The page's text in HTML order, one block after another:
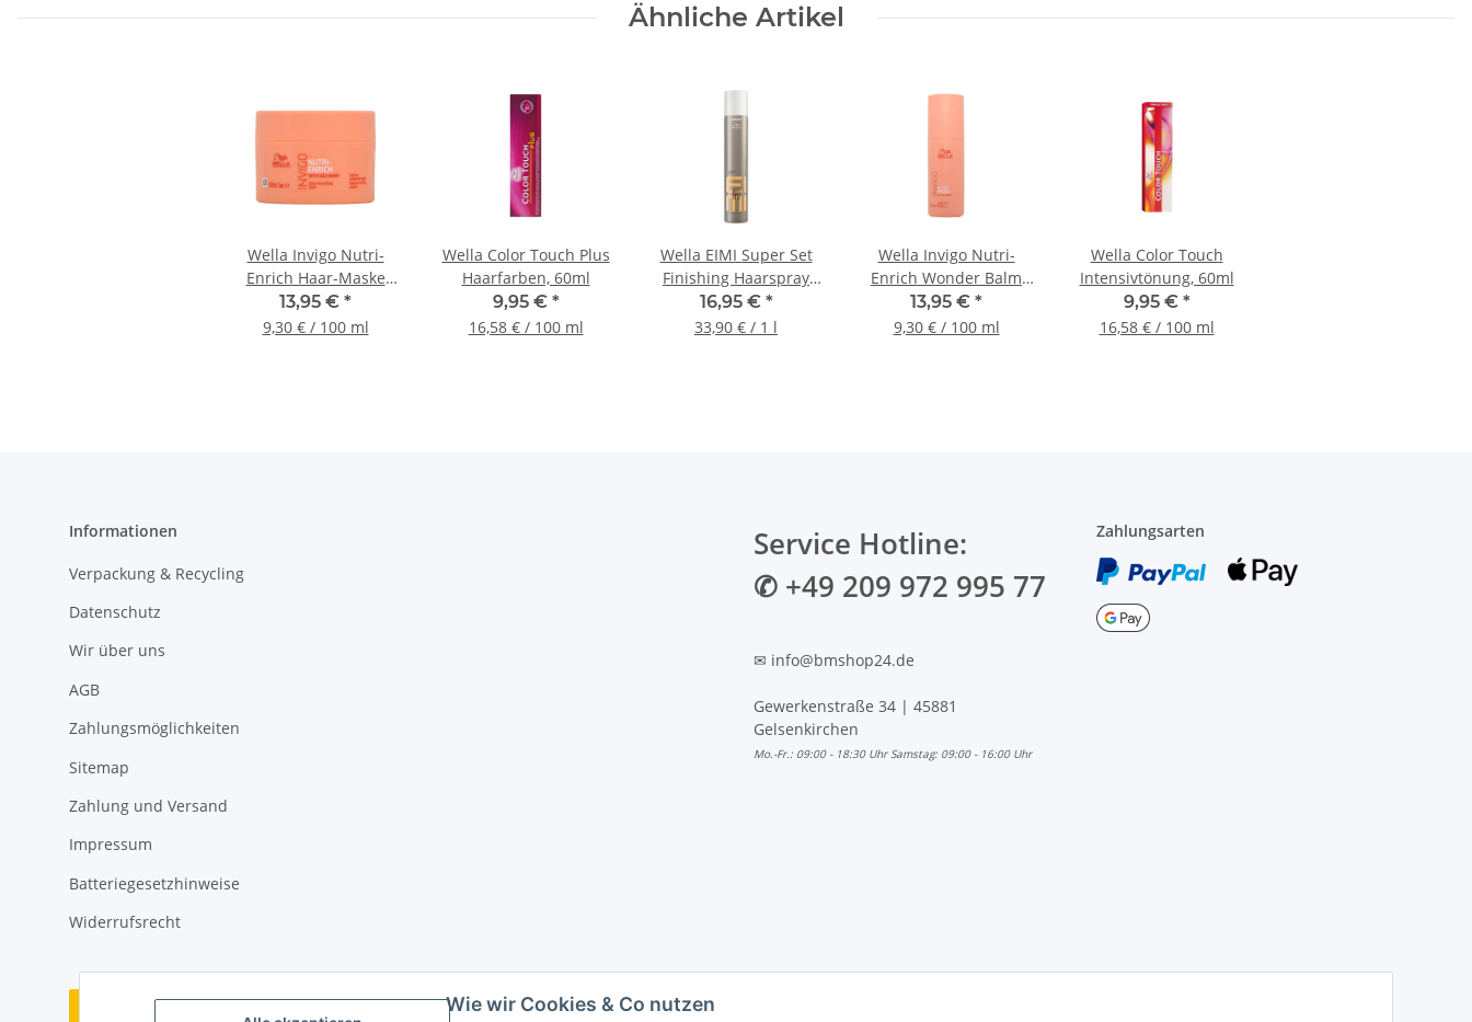
Wie wir Cookies & Co nutzen
Ähnliche Artikel
Wella Invigo Nutri-
Enrich Haar-Maske
Intensiv Pflegend,
150ml
13,95 € *
9,30 € / 100 ml
Wella Color Touch Plus
Haarfarben, 60ml
9,95 € *
16,58 € / 100 ml
Wella EIMI Super Set
Finishing Haarspray
Extra Starker Halt
500ml
16,95 € *
33,90 € / 1 l
Wella Invigo Nutri-
Enrich Wonder Balm
Leave-in Stylingcreme,
150 ml
13,95 € *
9,30 € / 100 ml
Wella Color Touch
Intensivtönung, 60ml
9,95 € *
16,58 € / 100 ml
Informationen
Verpackung & Recycling
Datenschutz
Wir über uns
AGB
Zahlungsmöglichkeiten
Sitemap
Zahlung und Versand
Impressum
Batteriegesetzhinweise
Widerrufsrecht
Service Hotline:
✆ +49 209 972 995 77
✉ info@bmshop24.de
Gewerkenstraße 34 | 45881
Gelsenkirchen
Mo.-Fr.: 09:00 - 18:30 Uhr Samstag: 09:00 - 16:00 Uhr
Zahlungsarten
Vertrag widerrufen